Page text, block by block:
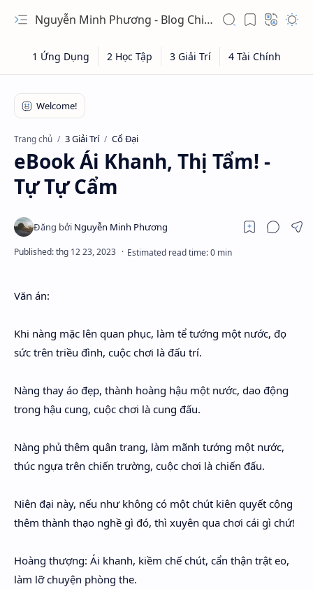
Nguyễn Minh Phương - Blog Chia sẻ Kiến thức Chứng khoán & Tài liệu Toán học
Hidden Menu
Trang chủ 3 Giải Trí Cổ Đại
eBook Ái Khanh, Thị Tẩm! -
Tự Tự Cẩm
Văn án:
Khi nàng mặc lên quan phục, làm tể tướng một nước, đọ
sức trên triều đình, cuộc chơi là đấu trí.
Nàng thay áo đẹp, thành hoàng hậu một nước, dao động
trong hậu cung, cuộc chơi là cung đấu.
Nàng phủ thêm quân trang, làm mãnh tướng một nước,
thúc ngựa trên chiến trường, cuộc chơi là chiến đấu.
Niên đại này, nếu như không có một chút kiên quyết cộng
thêm thành thạo nghề gì đó, thì xuyên qua chơi cái gì chứ!
Hoàng thượng: Ái khanh, kiềm chế chút, cẩn thận trật eo,
làm lỡ chuyện phòng the.